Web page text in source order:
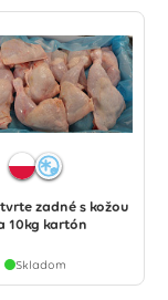
zadné s kožou
10kg kartón
Skladom